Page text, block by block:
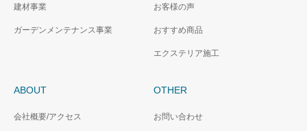
建材事業
ガーデンメンテナンス事業
お客様の声
おすすめ商品
エクステリア施工
ABOUT
会社概要/アクセス
OTHER
お問い合わせ